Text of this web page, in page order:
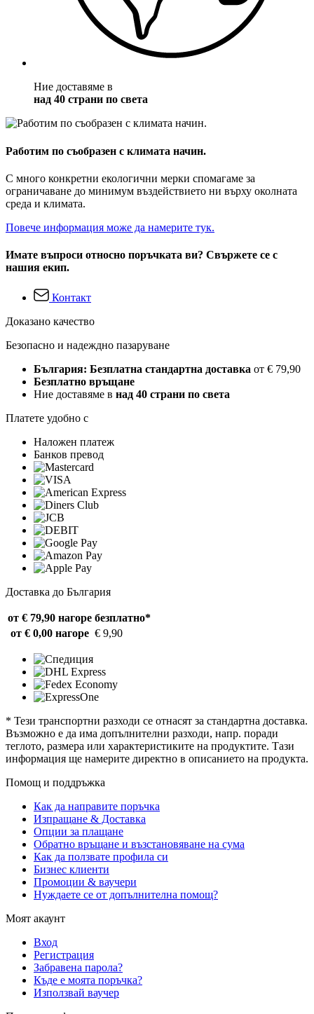
Ние доставяме в
над 40 страни по света
Работим по съобразен с климата начин.
С много конкретни екологични мерки спомагаме за
ограничаване до минимум въздействието ни върху околната
среда и климата.
Повече информация може да намерите тук.
Имате въпроси относно поръчката ви? Свържете се с
нашия екип.
Контакт
Доказано качество
Безопасно и надеждно пазаруване
България: Безплатна стандартна доставка от € 79,90
Безплатно връщане
Ние доставяме в над 40 страни по света
Платете удобно с
Наложен платеж
Банков превод
Доставка до България
от € 79,90 нагоре безплатно*
от € 0,00 нагоре € 9,90
* Тези транспортни разходи се отнасят за стандартна доставка.
Възможно е да има допълнителни разходи, напр. поради
теглото, размера или характеристиките на продуктите. Тази
информация ще намерите директно в описанието на продукта.
Помощ и поддръжка
Как да направите поръчка
Изпращане & Доставка
Опции за плащане
Обратно връщане и възстановяване на сума
Как да ползвате профила си
Бизнес клиенти
Промоции & ваучери
Нуждаете се от допълнителна помощ?
Моят акаунт
Вход
Регистрация
Забравена парола?
Къде е моята поръчка?
Използвай ваучер